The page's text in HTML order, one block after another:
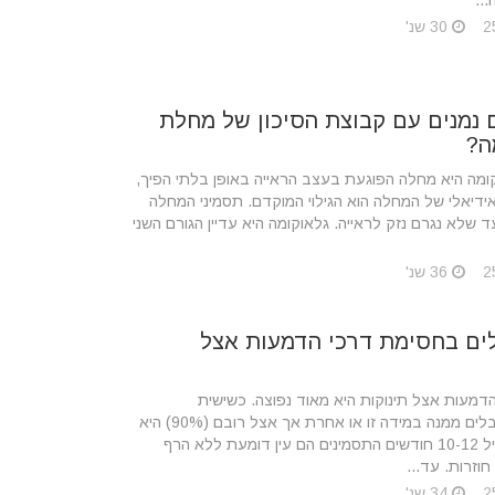
עם קבוצת הסיכון של מחלת
היא מחלה הפוגעת בעצב הראייה באופן בלתי הפיך,
של המחלה הוא הגילוי המוקדם. תסמיני המחלה
שלא נגרם נזק לראייה. גלאוקומה היא עדיין הגורם השני
בחסימת דרכי הדמעות אצל
אצל תינוקות היא מאוד נפוצה. כשישית
מהתינוקות סובלים ממנה במידה זו או אחרת אך אצל רובם (90%) היא
עוברת לפני גיל 10-12 חודשים התסמינים הם עין דומעת ללא הרף
חוזרות. עד...